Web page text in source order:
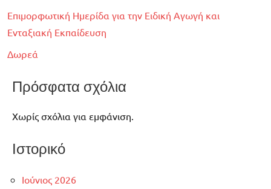
Επιμορφωτική Ημερίδα για την Ειδική Αγωγή και
Ενταξιακή Εκπαίδευση
Δωρεά
Πρόσφατα σχόλια
Χωρίς σχόλια για εμφάνιση.
Ιστορικό
Ιούνιος 2026